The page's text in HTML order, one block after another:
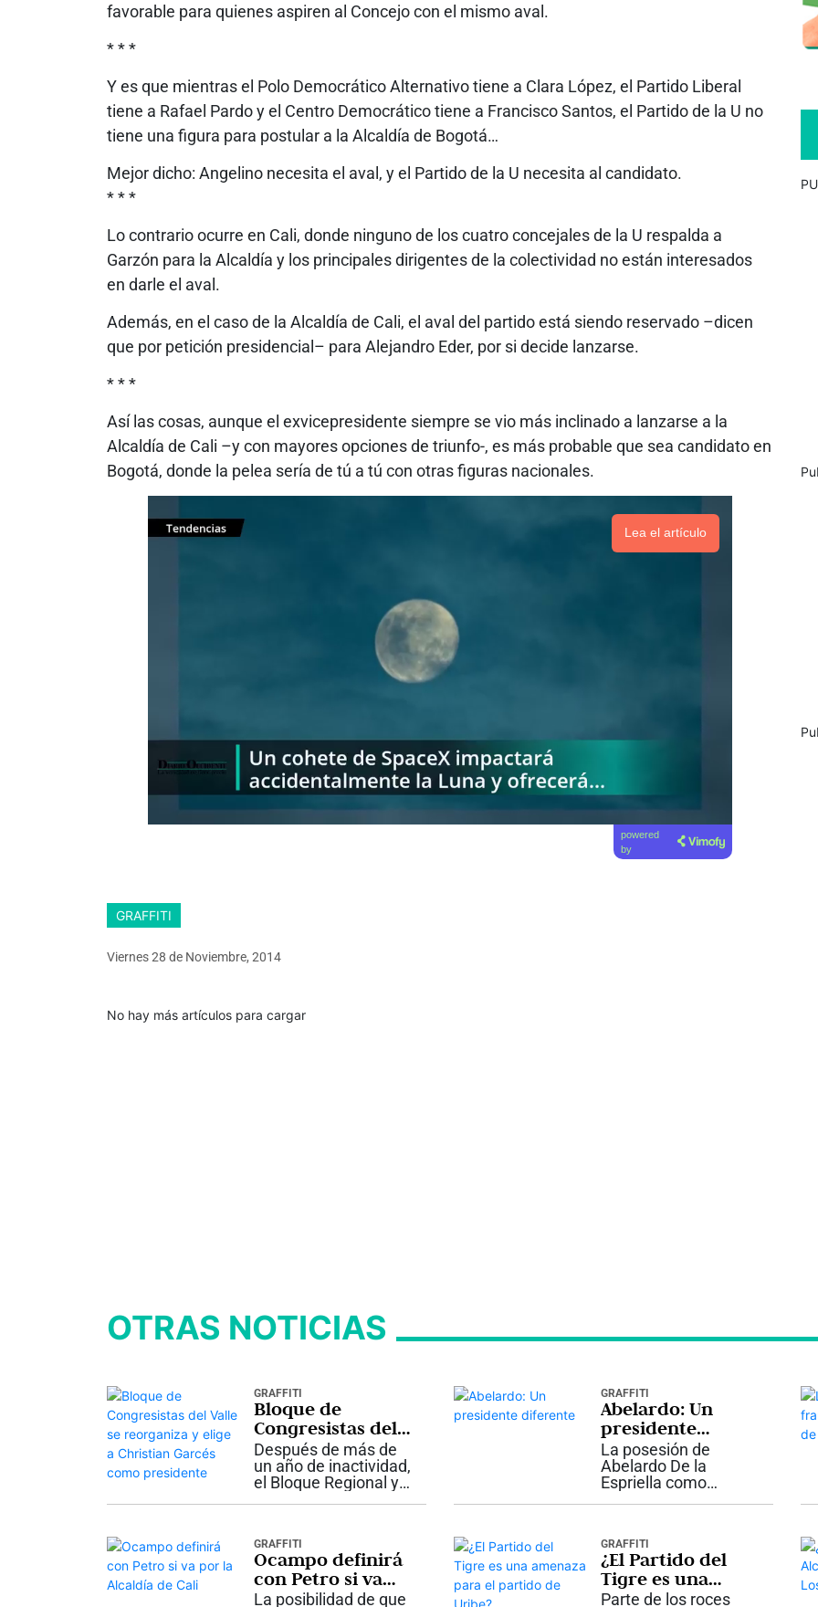
favorable para quienes aspiren al Concejo con el mismo aval.
* * *
Y es que mientras el Polo Democrático Alternativo tiene a Clara López, el Partido Liberal
tiene a Rafael Pardo y el Centro Democrático tiene a Francisco Santos, el Partido de la U no
tiene una figura para postular a la Alcaldía de Bogotá…
Mejor dicho: Angelino necesita el aval, y el Partido de la U necesita al candidato.
* * *
Lo contrario ocurre en Cali, donde ninguno de los cuatro concejales de la U respalda a
Garzón para la Alcaldía y los principales dirigentes de la colectividad no están interesados
en darle el aval.
Además, en el caso de la Alcaldía de Cali, el aval del partido está siendo reservado –dicen
que por petición presidencial– para Alejandro Eder, por si decide lanzarse.
* * *
Así las cosas, aunque el exvicepresidente siempre se vio más inclinado a lanzarse a la
Alcaldía de Cali –y con mayores opciones de triunfo-, es más probable que sea candidato en
Bogotá, donde la pelea sería de tú a tú con otras figuras nacionales.
Lea el artículo
powered
by
GRAFFITI
Viernes 28 de Noviembre, 2014
No hay más artículos para cargar
OTRAS NOTICIAS
GRAFFITI
Bloque de
Congresistas del
Valle se
reorganiza y elige
a Christian
Garcés como
Después de más de
un año de inactividad,
el Bloque Regional y
bancada de
congresistas del
departamento acordó
reactivar este
GRAFFITI
Abelardo: Un
presidente
diferente
La posesión de
Abelardo De la
Espriella como
hecho histórico por
romper una tradición
de más de dos siglos
que concentró este
GRAFFITI
Ocampo definirá
con Petro si va
por la Alcaldía de
La posibilidad de que
GRAFFITI
¿El Partido del
Tigre es una
amenaza para el
Parte de los roces